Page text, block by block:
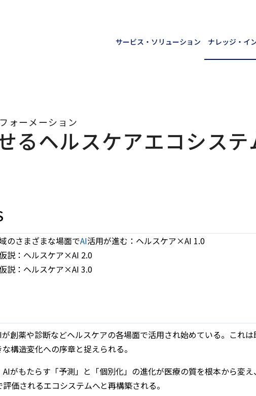
サービス・ソリューション ナレッジ・イ
ォーメーション
るヘルスケアエコシステ
のさまざまな場面でAI活用が進む：ヘルスケア×AI 1.0
説：ヘルスケア×AI 2.0
説：ヘルスケア×AI 3.0
創薬や診断などヘルスケアの各場面で活用され始めている。これ
構造変化への序章と捉えられる。
AIがもたらす「予測」と「個別化」の進化が医療の質を根本から変
価されるエコシステムへと再構築される。